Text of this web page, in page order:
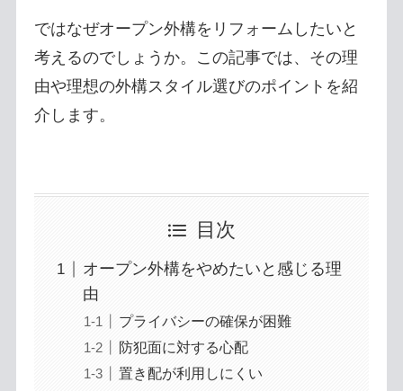
ではなぜオープン外構をリフォームしたいと
考えるのでしょうか。この記事では、その理
由や理想の外構スタイル選びのポイントを紹
介します。
目次
オープン外構をやめたいと感じる理
由
プライバシーの確保が困難
防犯面に対する心配
置き配が利用しにくい